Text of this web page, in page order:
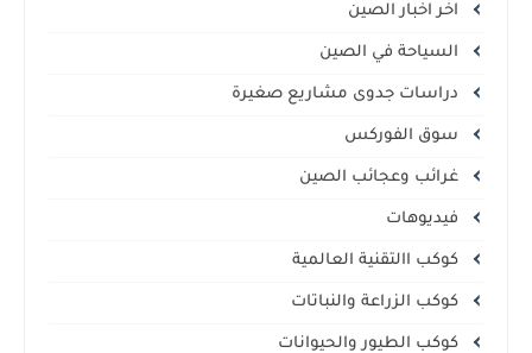
اخر اخبار الصين
السياحة في الصين
دراسات جدوى مشاريع صغيرة
سوق الفوركس
غرائب وعجائب الصين
فيديوهات
كوكب االتقنية العالمية
كوكب الزراعة والنباتات
كوكب الطيور والحيوانات